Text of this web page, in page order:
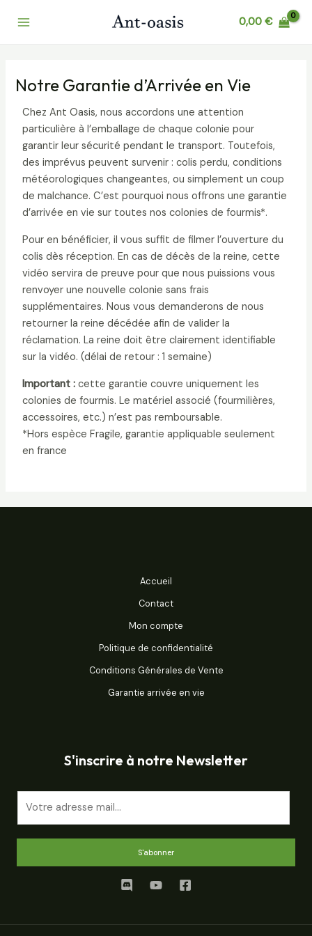
0,00€
Notre Garantie d’Arrivée en Vie
Chez Ant Oasis, nous accordons une attention
particulière à l’emballage de chaque colonie pour
garantir leur sécurité pendant le transport. Toutefois,
des imprévus peuvent survenir : colis perdu, conditions
météorologiques changeantes, ou simplement un coup
de malchance. C’est pourquoi nous offrons une garantie
d’arrivée en vie sur toutes nos colonies de fourmis*.
Pour en bénéficier, il vous suffit de filmer l’ouverture du
colis dès réception. En cas de décès de la reine, cette
vidéo servira de preuve pour que nous puissions vous
renvoyer une nouvelle colonie sans frais
supplémentaires. Nous vous demanderons de nous
retourner la reine décédée afin de valider la
réclamation. La reine doit être clairement identifiable
sur la vidéo. (délai de retour : 1 semaine)
Important : cette garantie couvre uniquement les
colonies de fourmis. Le matériel associé (fourmilières,
accessoires, etc.) n’est pas remboursable.
*Hors espèce Fragile, garantie appliquable seulement
en france
Accueil
Contact
Mon compte
Politique de confidentialité
Conditions Générales de Vente
Garantie arrivée en vie
S'inscrire à notre Newsletter
l
S'abonner